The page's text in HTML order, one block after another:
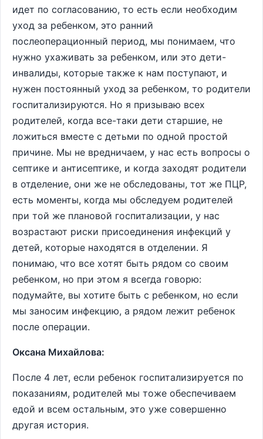
идет по согласованию, то есть если необходим
уход за ребенком, это ранний
послеоперационный период, мы понимаем, что
нужно ухаживать за ребенком, или это дети-
инвалиды, которые также к нам поступают, и
нужен постоянный уход за ребенком, то родители
госпитализируются. Но я призываю всех
родителей, когда все-таки дети старшие, не
ложиться вместе с детьми по одной простой
причине. Мы не вредничаем, у нас есть вопросы о
септике и антисептике, и когда заходят родители
в отделение, они же не обследованы, тот же ПЦР,
есть моменты, когда мы обследуем родителей
при той же плановой госпитализации, у нас
возрастают риски присоединения инфекций у
детей, которые находятся в отделении. Я
понимаю, что все хотят быть рядом со своим
ребенком, но при этом я всегда говорю:
подумайте, вы хотите быть с ребенком, но если
мы заносим инфекцию, а рядом лежит ребенок
после операции.
Оксана Михайлова:
После 4 лет, если ребенок госпитализируется по
показаниям, родителей мы тоже обеспечиваем
едой и всем остальным, это уже совершенно
другая история.